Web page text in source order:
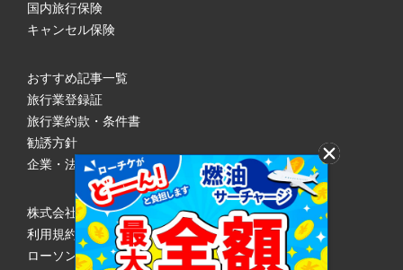
国内旅行保険
キャンセル保険
おすすめ記事一覧
旅行業登録証
旅行業約款・条件書
勧誘方針
企業・法人のみなさまへ
株式会社ローソンエンタテインメント
利用規約
ローソンWEB会員規約